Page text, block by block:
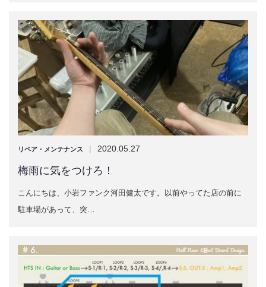
リペア・メンテナンス | 2020.05.27
梅雨に気をつけろ！
こんにちは、小岩ファンク河田健太です。以前やってた店の前に
駐車場があって、突…